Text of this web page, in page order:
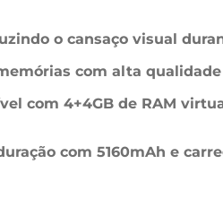
o cansaço visual
com alta
com 5160mAh e